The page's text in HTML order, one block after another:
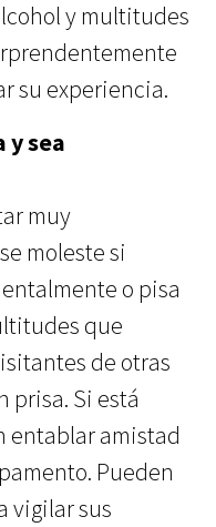
y multitudes
su experiencia.
y sea
muy
moleste si
o pisa
que
de otras
prisa. Si está
entablar amistad
Pueden
vigilar sus